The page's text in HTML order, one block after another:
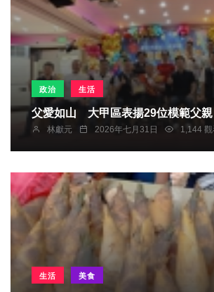
政治 生活
父愛如山 大甲區表揚29位模範父親
林獻元 2026年七月31日 1,144
生活 美食